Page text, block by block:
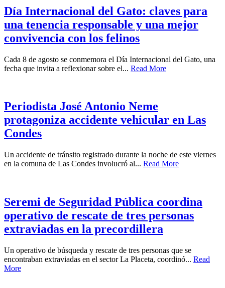
Día Internacional del Gato: claves para
una tenencia responsable y una mejor
convivencia con los felinos
Cada 8 de agosto se conmemora el Día Internacional del Gato, una
fecha que invita a reflexionar sobre el... Read More
Periodista José Antonio Neme
protagoniza accidente vehicular en Las
Condes
Un accidente de tránsito registrado durante la noche de este viernes
en la comuna de Las Condes involucró al... Read More
Seremi de Seguridad Pública coordina
operativo de rescate de tres personas
extraviadas en la precordillera
Un operativo de búsqueda y rescate de tres personas que se
encontraban extraviadas en el sector La Placeta, coordinó... Read
More